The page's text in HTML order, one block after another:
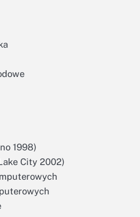
1998)
City 2002)